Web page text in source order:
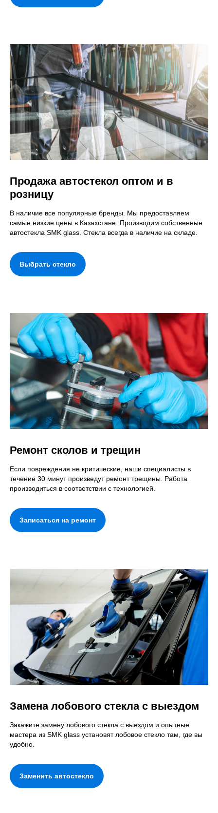
Продажа автостекол оптом и в
розницу
В наличие все популярные бренды. Мы предоставляем
самые низкие цены в Казахстане. Производим собственные
автостекла SMK glass. Стекла всегда в наличие на складе.
Выбрать стекло
Ремонт сколов и трещин
Если повреждения не критические, наши специалисты в
течение 30 минут произведут ремонт трещины. Работа
производиться в соответствии с технологией.
Записаться на ремонт
Замена лобового стекла с выездом
Закажите замену лобового стекла с выездом и опытные
мастера из SMK glass установят лобовое стекло там, где вы
удобно.
Заменить автостекло